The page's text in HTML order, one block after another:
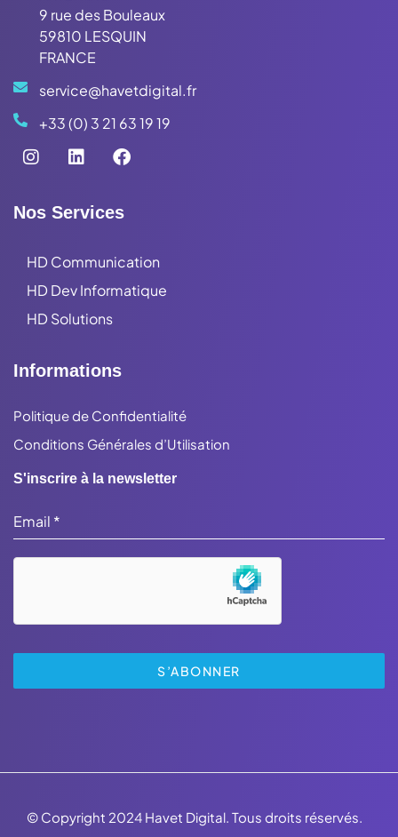
9 rue des Bouleaux
59810 LESQUIN
FRANCE
service@havetdigital.fr
+33 (0) 3 21 63 19 19
Nos Services
HD Communication
HD Dev Informatique
HD Solutions
Informations
Politique de Confidentialité
Conditions Générales d’Utilisation
S'inscrire à la newsletter
Email *
S’ABONNER
© Copyright 2024 Havet Digital. Tous droits réservés.